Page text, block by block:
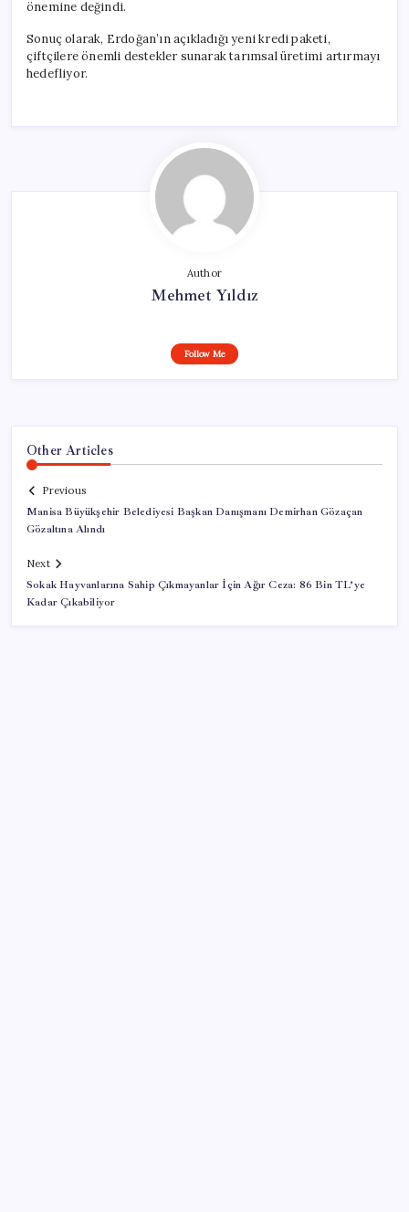
önemine değindi.
Sonuç olarak, Erdoğan’ın açıkladığı yeni kredi paketi,
çiftçilere önemli destekler sunarak tarımsal üretimi artırmayı
hedefliyor.
Author
Mehmet Yıldız
Follow Me
Other Articles
Previous
Manisa Büyükşehir Belediyesi Başkan Danışmanı Demirhan Gözaçan
Gözaltına Alındı
Next
Sokak Hayvanlarına Sahip Çıkmayanlar İçin Ağır Ceza: 86 Bin TL’ye
Kadar Çıkabiliyor